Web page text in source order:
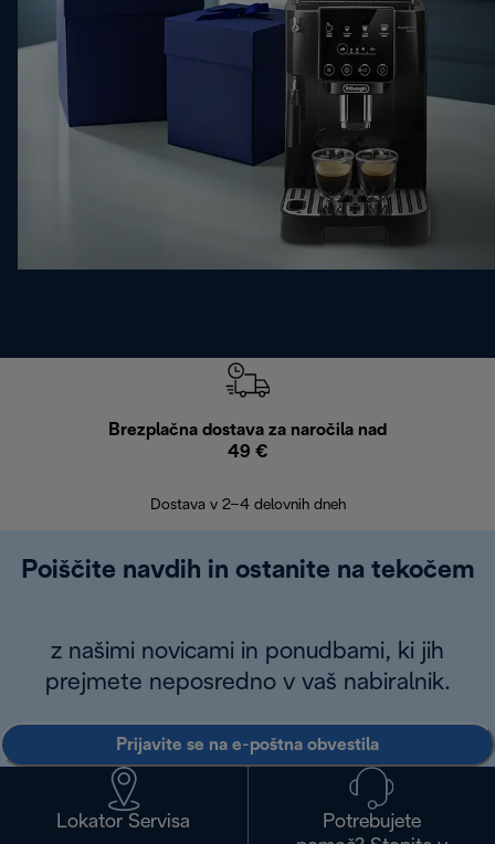
Brezplačna dostava za naročila nad
49 €
Dostava v 2–4 delovnih dneh
Poiščite navdih in ostanite na tekočem
z našimi novicami in ponudbami, ki jih
prejmete neposredno v vaš nabiralnik.
Prijavite se na e-poštna obvestila
Lokator Servisa
Potrebujete